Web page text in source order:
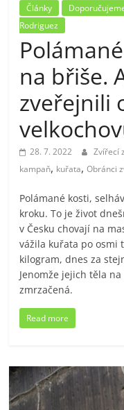
Články
Rodriguez
na břiše.
zveřejnili
28. 7. 2022 Zvířecí
kampaň, kuřata,Obránci
Polámané kosti,
kroku. To je život
v Česku chovají na
vážila kuřata po osmi
kilogram, dnes za
Jenomže jejich těla
zmrzačená.
Read more